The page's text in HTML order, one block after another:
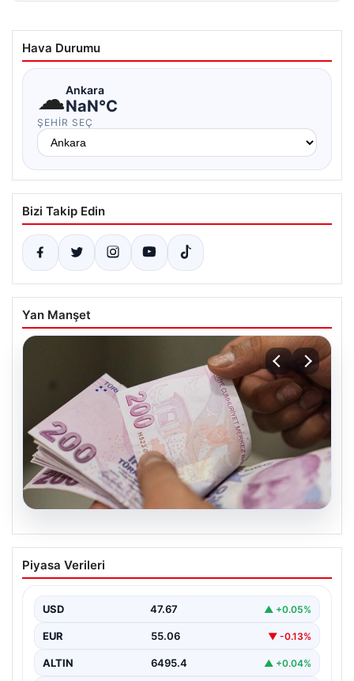
Hava Durumu
☁Ankara
NaN°C
ŞEHIR SEÇ
Bizi Takip Edin
Yan Manşet
05.08.2026
2026 Kurban Bayramı Emekli
İkramiyeleri Ne Zaman Ödenecek?
milyon emekli vatandaşın gözü kulağı bayram
ikramiyesi…
Piyasa Verileri
USD 47.67 ▲ +0.05%
EUR 55.06 ▼ -0.13%
ALTIN 6495.4 ▲ +0.04%